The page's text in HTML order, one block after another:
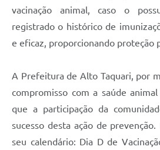
vacinação animal, caso o
registrado o histórico de
e eficaz, proporcionando proteção
A Prefeitura de Alto Taquari, por
compromisso com a saúde
que a participação da
sucesso desta ação de
seu calendário: Dia D de